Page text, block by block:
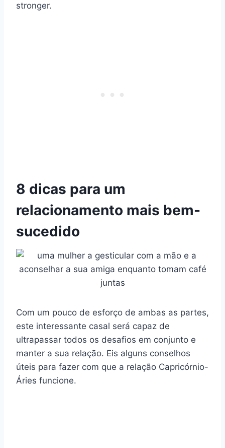
stronger.
8 dicas para um
relacionamento mais bem-
sucedido
Com um pouco de esforço de ambas as partes,
este interessante casal será capaz de
ultrapassar todos os desafios em conjunto e
manter a sua relação. Eis alguns conselhos
úteis para fazer com que a relação Capricórnio-
Áries funcione.